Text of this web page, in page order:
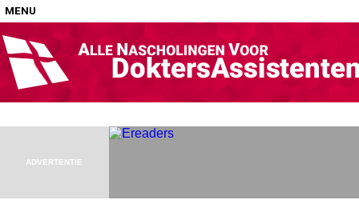
MENU
Home
Nascholingen op locatie (agenda)
ADVERTENTIE